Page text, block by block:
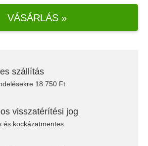
VÁSÁRLÁS »
szállítás
18.750 Ft
visszatérítési jog
és kockázatmentes